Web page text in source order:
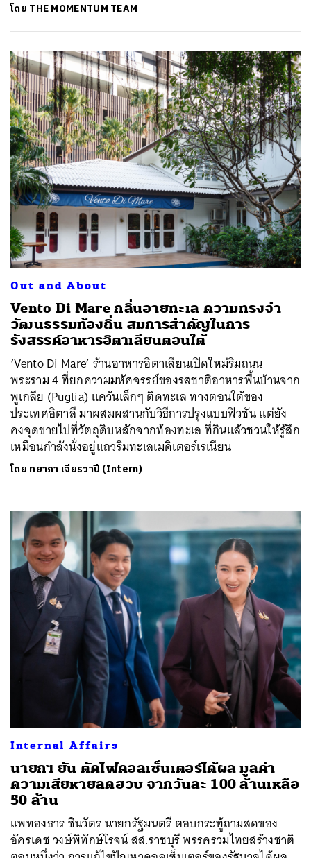
โดย THE MOMENTUM TEAM
Out and About
Vento Di Mare กลิ่นอายทะเล ความทรงจำ
วัฒนธรรมท้องถิ่น สมการสำคัญในการ
รังสรรค์อาหารอิตาเลียนตอนใต้
‘Vento Di Mare’ ร้านอาหารอิตาเลียนเปิดใหม่ริมถนน
พระราม 4 ที่ยกความมหัศจรรย์ของรสชาติอาหารพื้นบ้านจาก
พูเกลีย (Puglia) แคว้นเล็กๆ ติดทะเล ทางตอนใต้ของ
ประเทศอิตาลี มาผสมผสานกับวิธีการปรุงแบบฟิวชัน แต่ยัง
คงจุดขายไปที่วัตถุดิบหลักจากท้องทะเล ที่กินแล้วชวนให้รู้สึก
เหมือนกำลังนั่งอยู่แถวริมทะเลเมดิเตอร์เรเนียน
โดย ทยาภา เจียรวาปี (Intern)
Internal Affairs
นายกฯ ยัน ตัดไฟคอลเซ็นเตอร์ได้ผล มูลค่า
ความเสียหายลดฮวบ จากวันละ 100 ล้านเหลือ
50 ล้าน
แพทองธาร ชินวัตร นายกรัฐมนตรี ตอบกระทู้ถามสดของ
อัครเดช วงษ์พิทักษ์โรจน์ สส.ราชบุรี พรรครวมไทยสร้างชาติ